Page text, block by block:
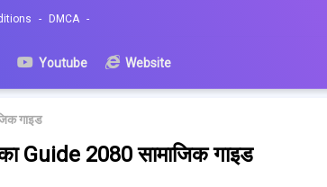
DMCA
Youtube Website
गाइड
Guide 2080 सामाजिक गाइड